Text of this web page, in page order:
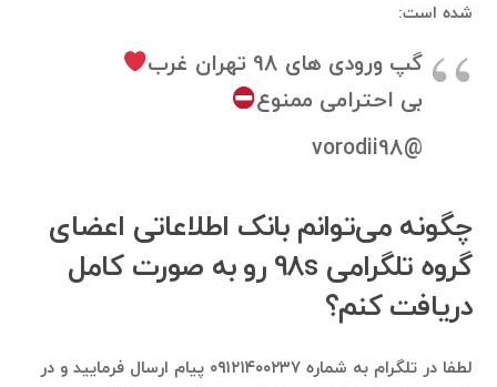
شده است:
گپ ورودی های 98 تهران غرب
بی احترامی ممنوع
@vorodii98
چگونه می‌توانم بانک اطلاعاتی اعضای
گروه تلگرامی 98s رو به صورت کامل
دریافت کنم؟
لطفا در تلگرام به شماره ۰۹۱۲۱۴۰۰۲۳۷ پیام ارسال فرمایید و در